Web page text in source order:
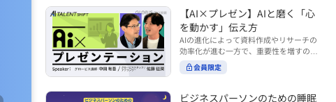
is.co.jp/ja/courses/fe285262/learn/step
s/59808 ・傾聴力 ~リーダーのための聴
く技術~（実践編） https://unlimited.gl
obis.co.jp/ja/courses/01d24a39/learn/s
teps/59813 ※本動画は、制作時点の情
報に基づき作成したものです（2026年6
月制作）
で設計された全12回のシリーズです。
（順次公開） https://unlimited.globis.c
o.jp/ja/tags/AI%E3%83%93%E3%82%B
8%E3%83%8D%E3%82%B9%E3%82%
B7%E3%83%95%E3%83%88 ・基礎編
（第1回〜3回）：リーダーやマネージャ
ーに求められる、AI時代の基礎的なリテ
ジメント編（第4回〜7回）：AI時代のリ
ス・キャピタル・パートナーズ 代表パ
ートナー
期配信されます。 取り上げて欲しいご質
問やテーマ、感想を随時受け付けていま
す。 グーグルフォーム（https://forms.g
le/qqoBYuRUmUYz4scC6） または グ
ロ放題編集部員のX（https://x.com/mai
rakobayashi） まで、ぜひご要望をお
【AI×プレゼン】AIと磨く「心
を動かす」伝え方
AIの進化によって資料作成やリサーチの
効率化が進む一方で、重要性を増すのが
「伝える力」です。本コースでは、AI時
代のプレゼンに求められるデリバリース
を客観的に評価し、改善できるAI活用法
会員限定
ビジネスパーソンのための睡眠